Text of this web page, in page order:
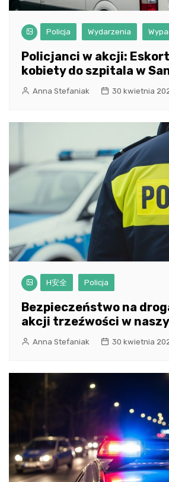
Policja Wydarzenia
Policjanci w akcji:
kobiety do szpitala w
Anna Stefaniak 30 kwietnia
H安全 Policja
Bezpieczeństwo na
akcji trzeźwości w
Anna Stefaniak 30 kwietnia